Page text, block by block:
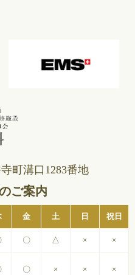
町溝⼝1283番地
ご案内
金 土 日
祝日
〇 △ ×
×
〇 × × ×